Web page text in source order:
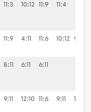
11:3 10:12 11:9 11:4
11:9 4:11 11:6 10:12 9:11
8:11 6:11 6:11
9:11 12:10 11:6 9:11 12:10